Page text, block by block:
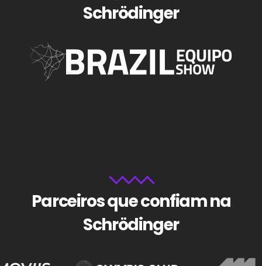
Schrödinger
Parceiros que confiam na
Schrödinger